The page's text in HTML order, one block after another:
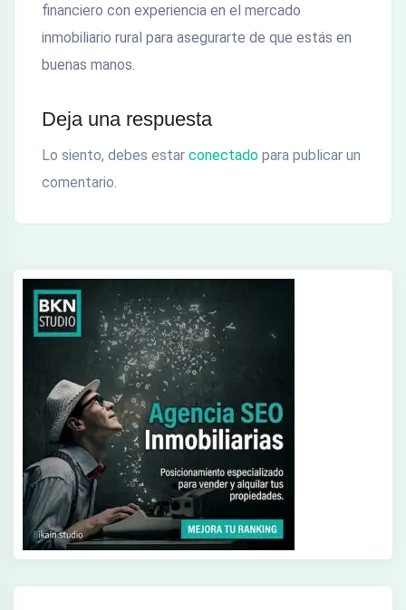
financiero con experiencia en el mercado
inmobiliario rural para asegurarte de que estás en
buenas manos.
Deja una respuesta
Lo siento, debes estar conectado para publicar un
comentario.